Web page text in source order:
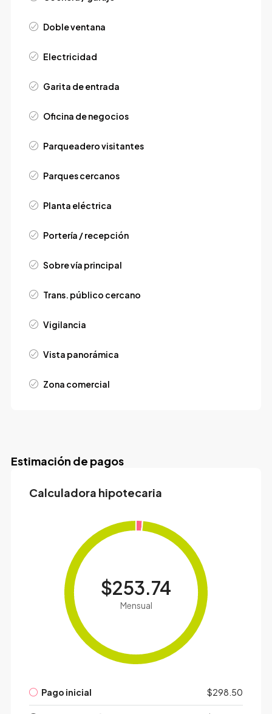
Doble ventana
Electricidad
Garita de entrada
Oficina de negocios
Parqueadero visitantes
Parques cercanos
Planta eléctrica
Portería / recepción
Sobre vía principal
Trans. público cercano
Vigilancia
Vista panorámica
Zona comercial
Estimación de pagos
Calculadora hipotecaria
$253.74
Mensual
Pago inicial $298.50